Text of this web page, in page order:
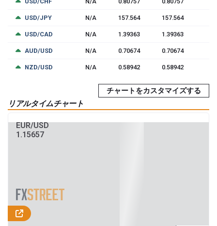
USD/JPY N/A 157.564 157.564
USD/CAD N/A 1.39363 1.39363
AUD/USD N/A 0.70674 0.70674
NZD/USD N/A 0.58942 0.58942
チャートをカスタマイズする
リアルタイムチャート
EUR/USD
1.15657